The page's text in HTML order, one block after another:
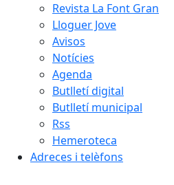
Revista La Font Gran
Lloguer Jove
Avisos
Notícies
Agenda
Butlletí digital
Butlletí municipal
Rss
Hemeroteca
Adreces i telèfons